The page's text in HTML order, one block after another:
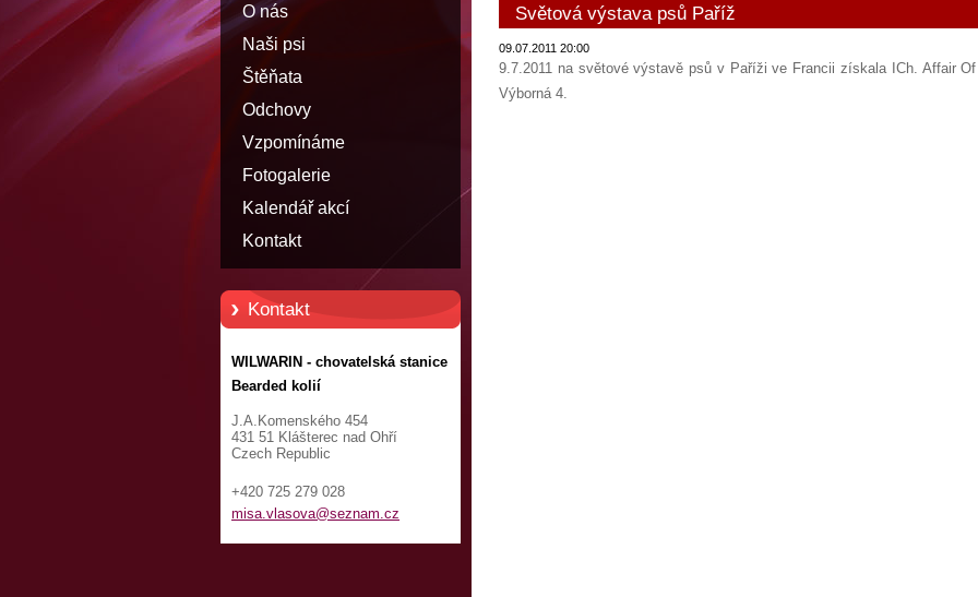
O nás
Naši psi
Štěňata
Odchovy
Vzpomínáme
Fotogalerie
Kalendář akcí
Kontakt
Kontakt
WILWARIN - chovatelská stanice
Bearded kolií
J.A.Komenského 454
431 51 Klášterec nad Ohří
Czech Republic
+420 725 279 028
misa.vlasova@seznam.cz
Světová výstava psů Paříž
09.07.2011 20:00
9.7.2011 na světové výstavě psů v Paříži ve Francii získala ICh. Affair
Výborná 4.